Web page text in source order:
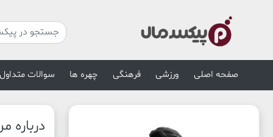
صفحه اصلی ورزشی فرهنگی چهره ها سوالات متداول
درباره